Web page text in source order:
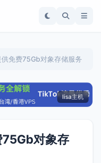
免费75Gb对象存储服务
lisa主机
对象存